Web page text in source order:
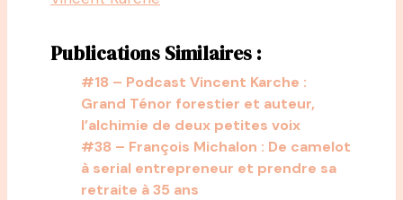
Publications Similaires :
#18 – Podcast Vincent Karche :
Grand Ténor forestier et auteur,
l’alchimie de deux petites voix
#38 – François Michalon : De camelot
à serial entrepreneur et prendre sa
retraite à 35 ans